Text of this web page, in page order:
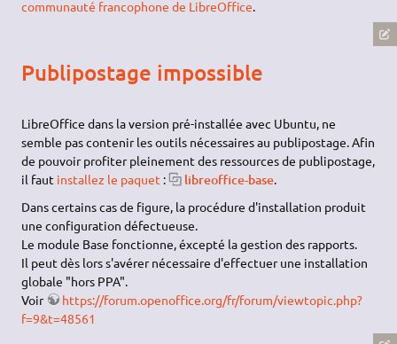
communauté francophone de LibreOffice.
Publipostage impossible
LibreOffice dans la version pré-installée avec Ubuntu, ne
semble pas contenir les outils nécessaires au publipostage. Afin
de pouvoir profiter pleinement des ressources de publipostage,
il faut installez le paquet : libreoffice-base.
Dans certains cas de figure, la procédure d'installation produit
une configuration défectueuse.
Le module Base fonctionne, éxcepté la gestion des rapports.
Il peut dès lors s'avérer nécessaire d'effectuer une installation
globale "hors PPA".
Voir
https://forum.openoffice.org/fr/forum/viewtopic.php?
f=9&t=48561